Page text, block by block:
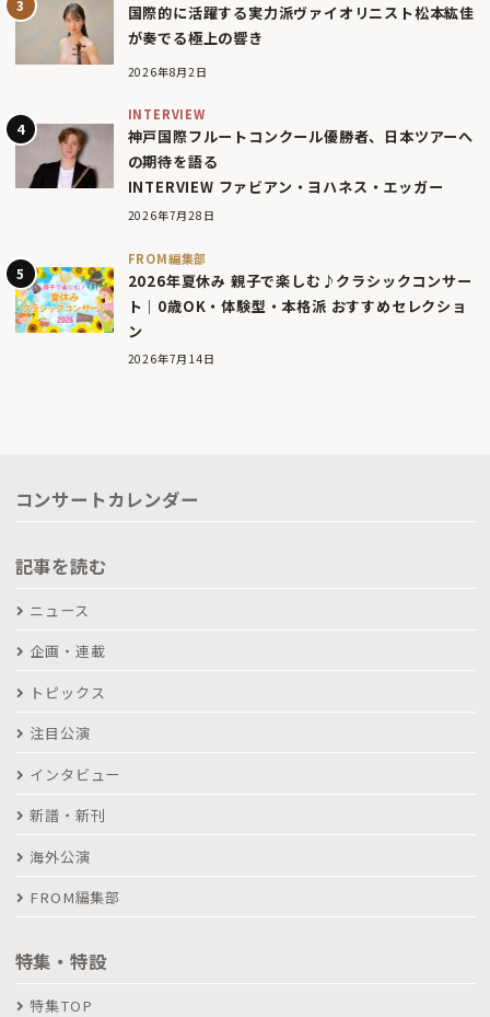
国際的に活躍する実力派ヴァイオリニスト松本紘佳
が奏でる極上の響き
2026年8月2日
INTERVIEW
神戸国際フルートコンクール優勝者、日本ツアーへ
の期待を語る
INTERVIEW ファビアン・ヨハネス・エッガー
2026年7月28日
FROM編集部
2026年夏休み 親子で楽しむ♪クラシックコンサー
ト｜0歳OK・体験型・本格派 おすすめセレクショ
ン
2026年7月14日
コンサートカレンダー
記事を読む
ニュース
企画・連載
トピックス
注目公演
インタビュー
新譜・新刊
海外公演
FROM編集部
特集・特設
特集TOP